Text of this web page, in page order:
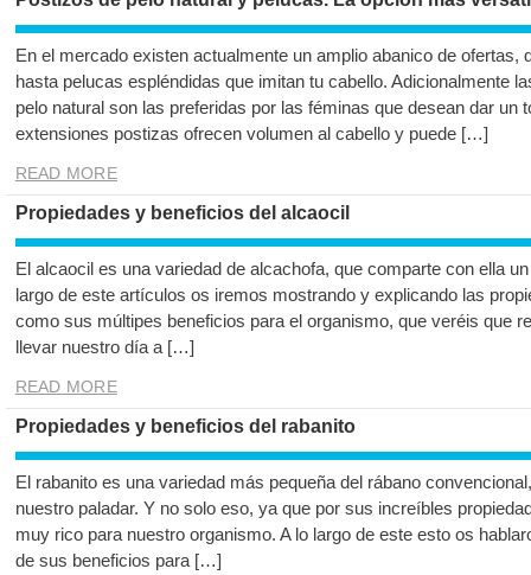
En el mercado existen actualmente un amplio abanico de ofertas,
hasta pelucas espléndidas que imitan tu cabello. Adicionalmente
pelo natural son las preferidas por las féminas que desean dar un
extensiones postizas ofrecen volumen al cabello y puede […]
READ MORE
Propiedades y beneficios del alcaocil
El alcaocil es una variedad de alcachofa, que comparte con ella
largo de este artículos os iremos mostrando y explicando las
como sus múltipes beneficios para el organismo, que veréis que
llevar nuestro día a […]
READ MORE
Propiedades y beneficios del rabanito
El rabanito es una variedad más pequeña del rábano
nuestro paladar. Y no solo eso, ya que por sus increíbles
muy rico para nuestro organismo. A lo largo de este esto os
de sus beneficios para […]